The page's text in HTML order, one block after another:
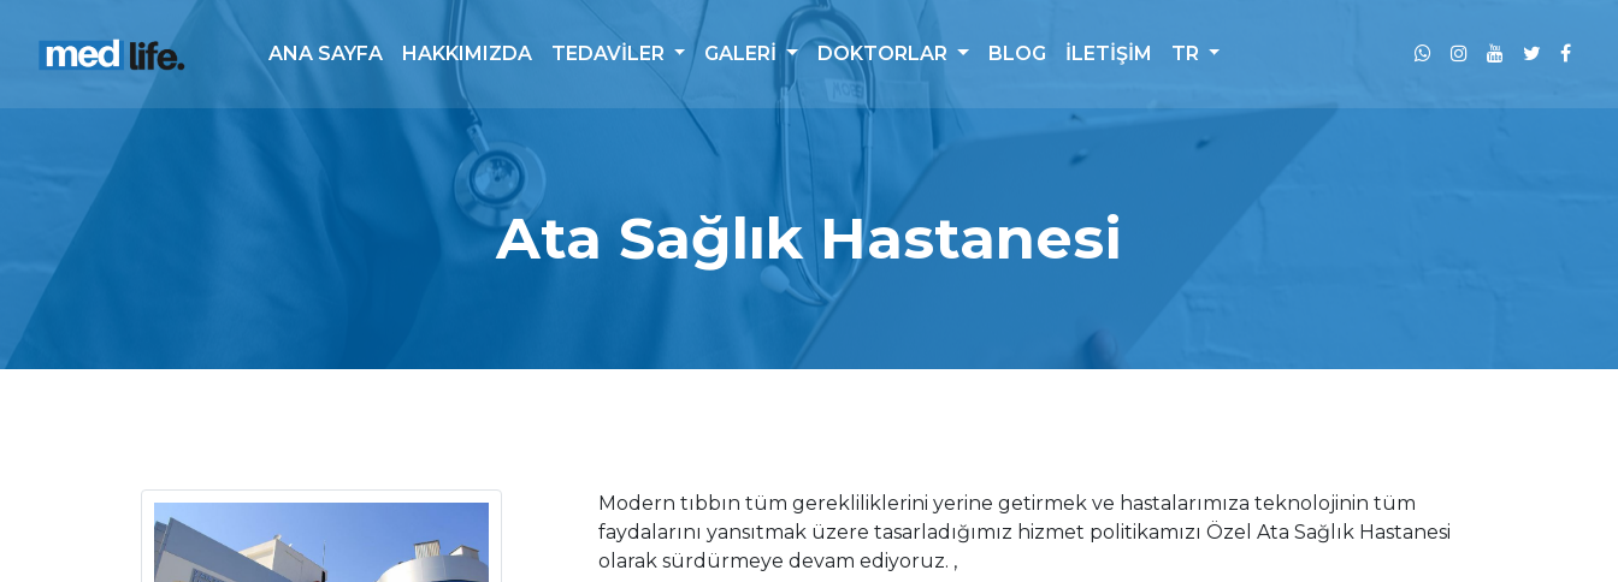
ANA SAYFA HAKKIMIZDA TEDAVİLER GALERİ DOKTORLAR BLOG İLETİŞİM TR
Ata Sağlık Hastanesi
Modern tıbbın tüm gerekliliklerini yerine getirmek ve hastalarımıza teknolojinin tüm
faydalarını yansıtmak üzere tasarladığımız hizmet politikamızı Özel Ata Sağlık Hastanesi
olarak sürdürmeye devam ediyoruz. ,